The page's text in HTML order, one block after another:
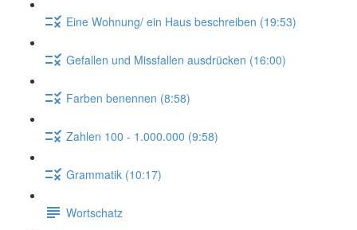
Eine Wohnung/ ein Haus beschreiben (19:53)
Gefallen und Missfallen ausdrücken (16:00)
Farben benennen (8:58)
Zahlen 100 - 1.000.000 (9:58)
Grammatik (10:17)
Wortschatz